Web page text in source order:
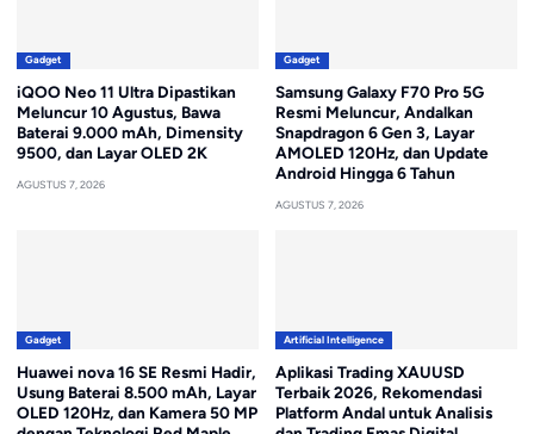
Gadget
iQOO Neo 11 Ultra Dipastikan
Meluncur 10 Agustus, Bawa
Baterai 9.000 mAh, Dimensity
9500, dan Layar OLED 2K
AGUSTUS 7, 2026
Gadget
Samsung Galaxy F70 Pro 5G
Resmi Meluncur, Andalkan
Snapdragon 6 Gen 3, Layar
AMOLED 120Hz, dan Update
Android Hingga 6 Tahun
AGUSTUS 7, 2026
Gadget
Huawei nova 16 SE Resmi Hadir,
Usung Baterai 8.500 mAh, Layar
OLED 120Hz, dan Kamera 50 MP
Artificial Intelligence
Aplikasi Trading XAUUSD
Terbaik 2026, Rekomendasi
Platform Andal untuk Analisis